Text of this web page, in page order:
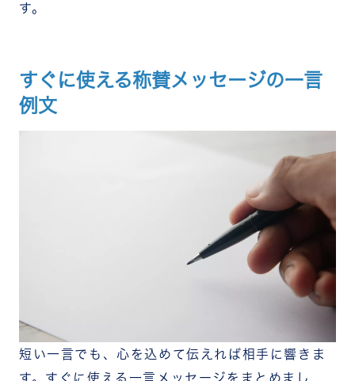
す。
すぐに使える称賛メッセージの一言
例文
短い一言でも、心を込めて伝えれば相手に響きま
す。すぐに使える一言メッセージをまとめまし